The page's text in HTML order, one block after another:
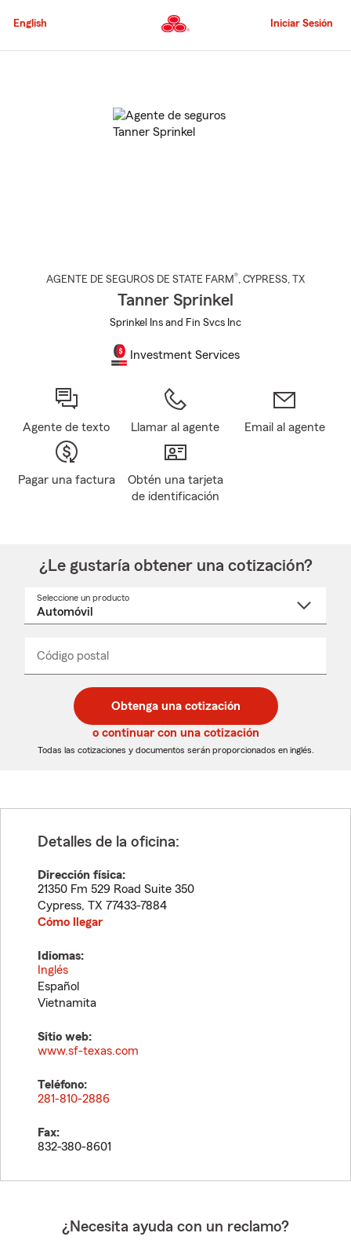
al
principal
English Iniciar Sesión
AGENTE DE SEGUROS DE STATE FARM®, CYPRESS, TX
Tanner Sprinkel
Sprinkel Ins and Fin Svcs Inc
Investment Services
Agente de texto Llamar al agente Email al agente
Pagar una factura
Obtén una tarjeta
de identificación
¿Le gustaría obtener una cotización?
Seleccione un producto
desplegable
Código postal
de
5
dígitos
de
5
dígitos
_____
Obtenga una cotización
o continuar con una cotización
Todas las cotizaciones y documentos serán proporcionados en inglés.
Detalles de la oficina:
Dirección física:
21350 Fm 529 Road Suite 350
Cypress, TX 77433-7884
Cómo llegar
Idiomas:
Inglés
Español
Vietnamita
Sitio web:
www.sf-texas.com
Teléfono:
281-810-2886
Fax:
832-380-8601
¿Necesita ayuda con un reclamo?